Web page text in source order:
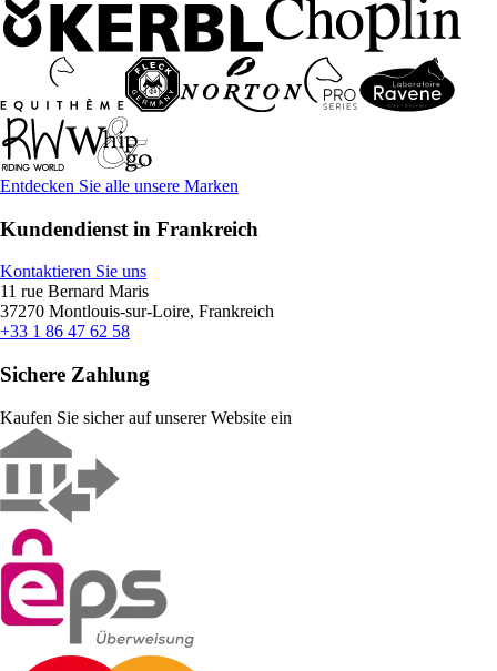
Entdecken Sie alle unsere Marken
Kundendienst in Frankreich
Kontaktieren Sie uns
11 rue Bernard Maris
37270 Montlouis-sur-Loire, Frankreich
+33 1 86 47 62 58
Sichere Zahlung
Kaufen Sie sicher auf unserer Website ein